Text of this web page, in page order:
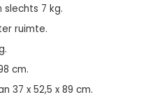
7 kg.
ruimte.
cm.
37 x 52,5 x 89 cm.